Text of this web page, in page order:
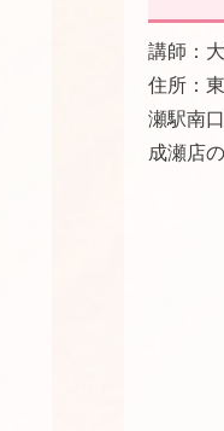
講師：
住所：
瀬駅南
成瀬店